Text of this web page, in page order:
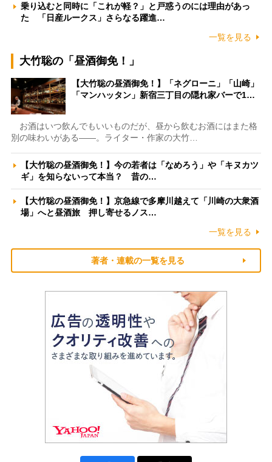
乗り込むと同時に「これが軽？」と戸惑うのには理由があっ
た 「日産ルークス」さらなる躍進…
一覧を見る
大竹聡の「昼酒御免！」
【大竹聡の昼酒御免！】「ネグローニ」「山崎」
「マンハッタン」新宿三丁目の隠れ家バーで1…
お酒はいつ飲んでもいいものだが、昼から飲むお酒にはまた格
別の味わいがある――。ライター・作家の大竹…
【大竹聡の昼酒御免！】今の若者は「なめろう」や「キヌカツ
ギ」を知らないって本当？ 昔の…
【大竹聡の昼酒御免！】京急線で多摩川越えて「川崎の大衆酒
場」へと昼酒旅 押し寄せるノス…
一覧を見る
著者・連載の一覧を見る